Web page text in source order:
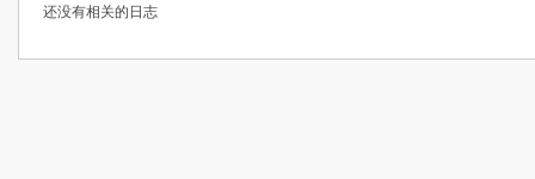
还没有相关的日志